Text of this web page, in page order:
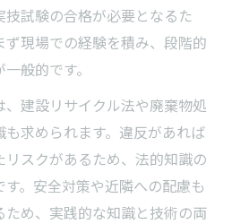
試験の合格が必要となるた
現場での経験を積み、段階的
般的です。
、建設リサイクル法や廃棄物処
求められます。違反があれば
スクがあるため、法的知識の
。安全対策や近隣への配慮も
め、実践的な知識と技術の両